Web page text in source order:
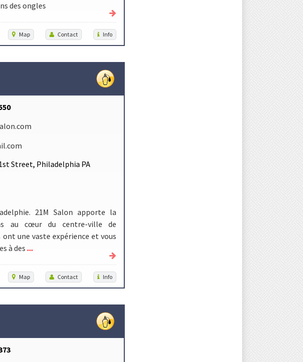
des ongles
Map Contact Info
Street, Philadelphia PA
21M Salon apporte la
au cœur du centre-ville de
une vaste expérience et vous
à des ...
Map Contact Info